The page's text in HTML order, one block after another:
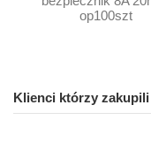
op100szt
Klienci którzy